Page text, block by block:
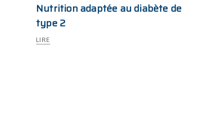
Nutrition adaptée au diabète de
type 2
LIRE